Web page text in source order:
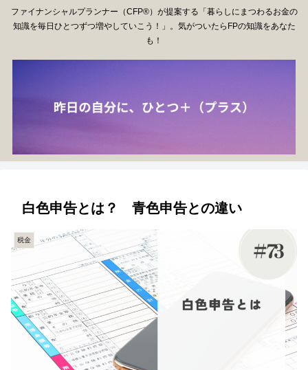
ファイナンシャルプランナー（CFP®）が提案する「暮らしにまつわるお金の
知識を毎日ひとつずつ増やしていこう！」。気がついたらFPの知識をあなた
も！
白色申告とは？ 青色申告との違い
税金